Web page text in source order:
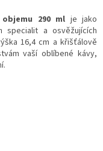
290 ml je jako
specialit a osvěžujících
16,4 cm a křišťálově
vaší oblíbené kávy,